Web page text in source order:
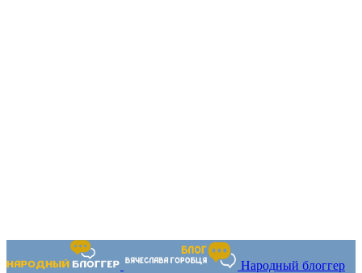
Народный блоггер